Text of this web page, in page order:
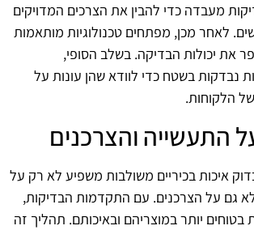
מעבדה כדי להבין את הצרכים המדויקים
לאחר מכן, מפתחים טכנולוגיות מותאמות
את יכולות הבדיקה. בשלב הסופי,
נבדקות בשטח כדי לוודא שהן עונות על
הלקוחות.
התעשייה והצרכנים
איכות בכיריים משולבות משפיע לא רק על
גם על הצרכנים. עם התקדמות הבדיקות,
בטוחים יותר במוצריהם ובאיכותם. תהליך זה